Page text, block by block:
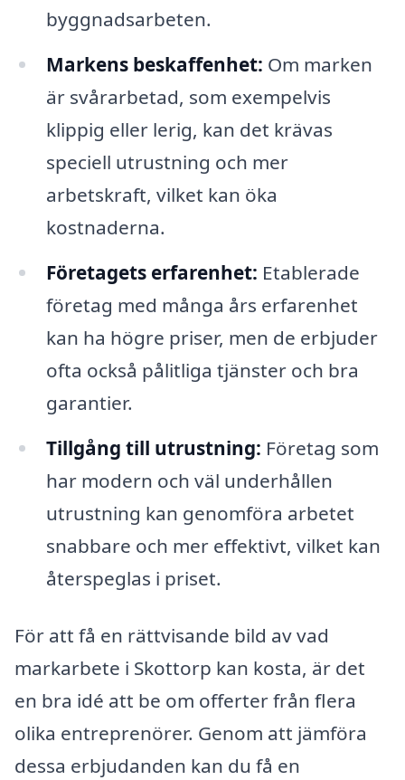
byggnadsarbeten.
Markens beskaffenhet: Om marken
är svårarbetad, som exempelvis
klippig eller lerig, kan det krävas
speciell utrustning och mer
arbetskraft, vilket kan öka
kostnaderna.
Företagets erfarenhet: Etablerade
företag med många års erfarenhet
kan ha högre priser, men de erbjuder
ofta också pålitliga tjänster och bra
garantier.
Tillgång till utrustning: Företag som
har modern och väl underhållen
utrustning kan genomföra arbetet
snabbare och mer effektivt, vilket kan
återspeglas i priset.
För att få en rättvisande bild av vad
markarbete i Skottorp kan kosta, är det
en bra idé att be om offerter från flera
olika entreprenörer. Genom att jämföra
dessa erbjudanden kan du få en